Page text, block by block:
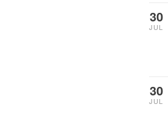
30
JUL
30
JUL